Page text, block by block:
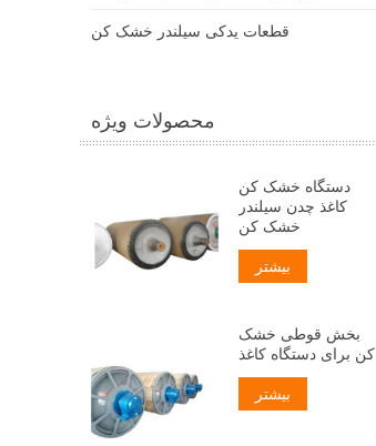
قطعات یدکی سیلندر خشک کن
محصولات ویژه
دستگاه خشک کن
کاغذ چدن سیلندر
خشک کن
بیشتر
بخش قوطی خشک
کن برای دستگاه کاغذ
بیشتر